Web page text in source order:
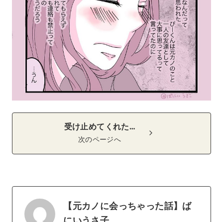
受け止めてくれた…
次のページへ
【元カノに会っちゃった話】ば